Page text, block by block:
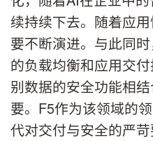
续持续下去。随着应
要不断演进。与此同
的负载均衡和应用交
别数据的安全功能相
要。F5作为该领域的
代对交付与安全的严苛